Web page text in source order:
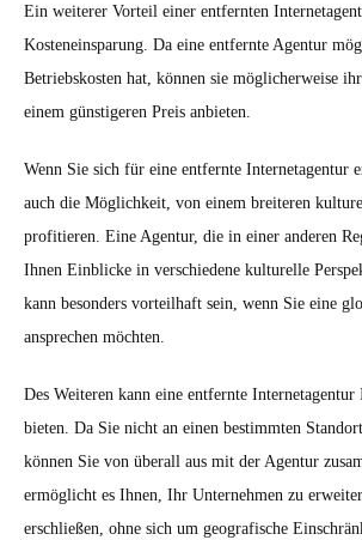
Ein weiterer Vorteil einer entfernten
Kosteneinsparung. Da eine entfernte Agentur
Betriebskosten hat, können sie möglicherweise
einem günstigeren Preis anbieten.
Wenn Sie sich für eine entfernte Internetagentur
auch die Möglichkeit, von einem breiteren
profitieren. Eine Agentur, die in einer anderen
Ihnen Einblicke in verschiedene kulturelle
kann besonders vorteilhaft sein, wenn Sie eine
ansprechen möchten.
Des Weiteren kann eine entfernte
bieten. Da Sie nicht an einen bestimmten
können Sie von überall aus mit der Agentur
ermöglicht es Ihnen, Ihr Unternehmen zu
erschließen, ohne sich um geografische